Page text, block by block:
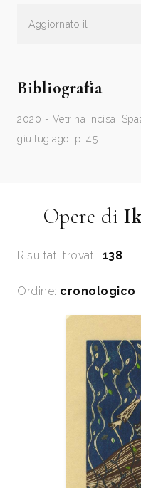
Aggiornato il
Bibliografia
2020 - Vetrina Incisa:
giu.lug.ago, p. 45
Opere di
Risultati trovati: 138
Ordine: cronologico